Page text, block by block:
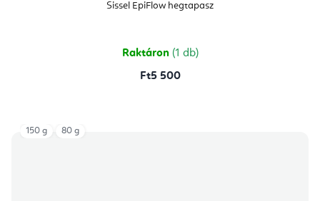
Sissel EpiFlow hegtapasz
Raktáron (1 db)
Ft5 500
150 g 80 g